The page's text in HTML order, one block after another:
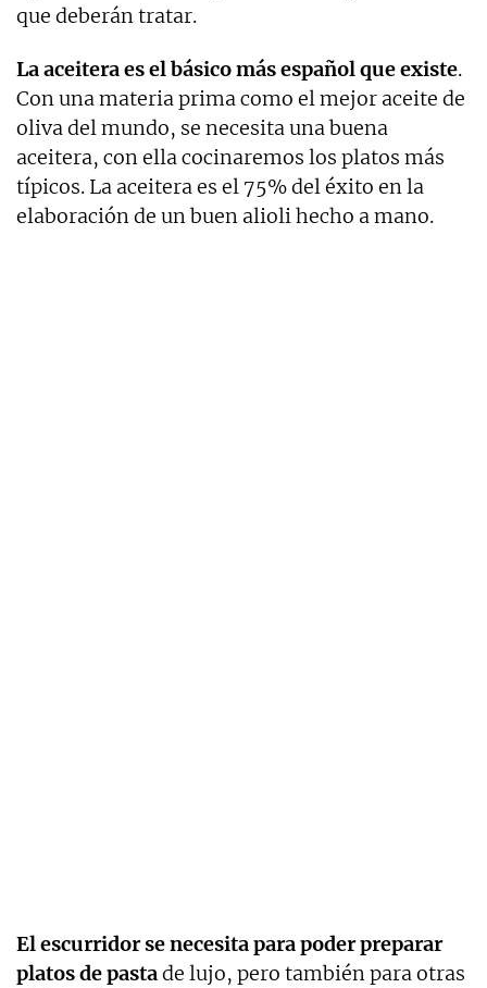
que deberán tratar.
La aceitera es el básico más español que existe.
Con una materia prima como el mejor aceite de
oliva del mundo, se necesita una buena
aceitera, con ella cocinaremos los platos más
típicos. La aceitera es el 75% del éxito en la
elaboración de un buen alioli hecho a mano.
El escurridor se necesita para poder preparar
platos de pastade lujo, pero también para otras